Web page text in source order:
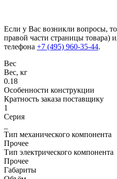
Если у Вас возникли вопросы,
правой части страницы товара)
телефона +7 (495) 960-35-44.
Вес
Вес, кг
0.18
Особенности конструкции
Кратность заказа поставщику
1
Серия
Тип механического компонента
Прочее
Тип электрического компонента
Прочее
Габариты